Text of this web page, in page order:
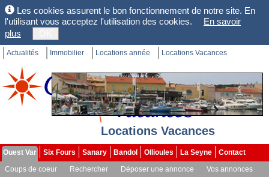
Les cookies assurent le bon fonctionnement de notre site. En
l'utilisant vous acceptez l'utilisation des cookies.
En savoir
plus
Actualités Immobilier Locations année Locations Vacances
Locations Vacances
Ouest Var Six Fours Sanary Bandol Ollioules La Seyne
Contact
Coups de coeur
Rechercher Déposer une annonce
Vos annonces